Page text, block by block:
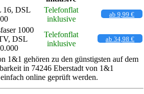
16, DSL
Telefonflat
inklusive
ab 9,99 €
1000
DSL
Telefonflat
inklusive
ab 34,98 €
1&1 gehören zu den günstigsten auf dem
in 74246 Eberstadt von 1&1
online geprüft werden.